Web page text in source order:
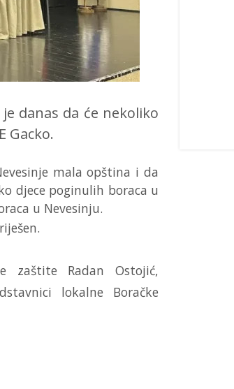
danas da će nekoliko
Gacko.
mala opština i da
djece poginulih boraca u
u Nevesinju.
zaštite Radan Ostojić,
lokalne Boračke